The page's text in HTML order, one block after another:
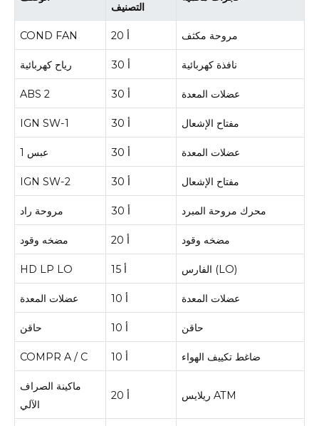
التصنيف
COND FAN 20 أ مروحة مكثف
رياح كهربائية 30 أ نافذة كهربائية
ABS 2 30 أ عضلات المعدة
IGN SW-1 30 أ مفتاح الإشعال
عبس 1 30 أ عضلات المعدة
IGN SW-2 30 أ مفتاح الإشعال
مروحة راد 30 أ محرك مروحة المبرد
مضخه وقود 20 أ مضخه وقود
HD LP LO 15 أ الفارس (LO)
عضلات المعدة 10 أ عضلات المعدة
حاقن 10 أ حاقن
COMPR A / C 10 أ ضاغط تكييف الهواء
ماكينة الصراف
الآلي
20 أ ريلايس ATM